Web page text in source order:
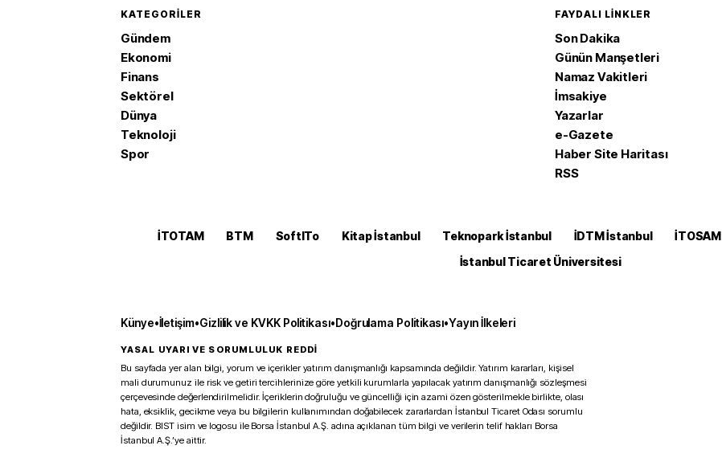
KATEGORILER
Gündem
Ekonomi
Finans
Sektörel
Dünya
Teknoloji
Spor
FAYDALI LINKLER
Son Dakika
Günün Manşetleri
Namaz Vakitleri
İmsakiye
Yazarlar
e-Gazete
Haber Site Haritası
RSS
İTOTAM BTM SoftITo Kitap İstanbul Teknopark İstanbul İDTM İstanbul İTOSAM
İstanbul Ticaret Üniversitesi
Künye•İletişim•Gizlilik ve KVKK Politikası•Doğrulama Politikası•Yayın İlkeleri
YASAL UYARI VE SORUMLULUK REDDİ
Bu sayfada yer alan bilgi, yorum ve içerikler yatırım danışmanlığı kapsamında değildir. Yatırım kararları, kişisel
mali durumunuz ile risk ve getiri tercihlerinize göre yetkili kurumlarla yapılacak yatırım danışmanlığı sözleşmesi
çerçevesinde değerlendirilmelidir. İçeriklerin doğruluğu ve güncelliği için azami özen gösterilmekle birlikte, olası
hata, eksiklik, gecikme veya bu bilgilerin kullanımından doğabilecek zararlardan İstanbul Ticaret Odası sorumlu
değildir. BIST isim ve logosu ile Borsa İstanbul A.Ş. adına açıklanan tüm bilgi ve verilerin telif hakları Borsa
İstanbul A.Ş.’ye aittir.